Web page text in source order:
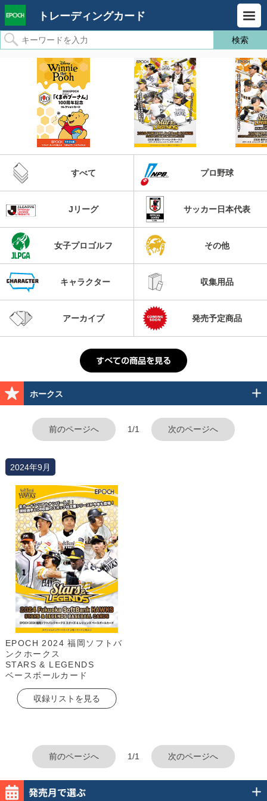
トレーディングカード
すべて プロ野球
Jリーグ サッカー日本代表
女子プロゴルフ その他
キャラクター 収集用品
アーカイブ 発売予定商品
ホークス
前のページへ 1/1 次のページへ
2024年9月
EPOCH 2024 福岡ソフトバ
ンクホークス
STARS & LEGENDS
ベースボールカード
収録リストを見る
前のページへ 1/1 次のページへ